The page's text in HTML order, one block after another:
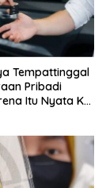
Tempattinggal
Pribadi
Itu Nyata Ke